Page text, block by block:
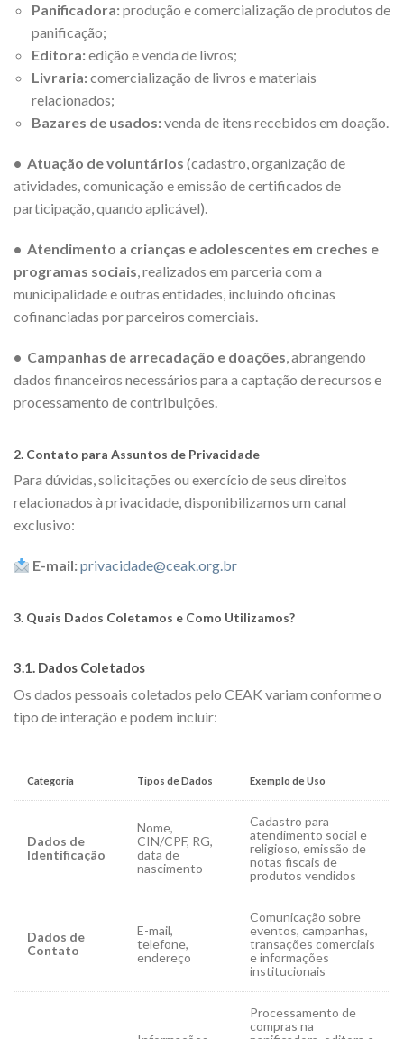
Panificadora:produção e comercialização de produtos de
panificação;
Editora:edição e venda de livros;
Livraria:comercialização de livros e materiais
relacionados;
Bazares de usados:venda de itens recebidos em doação.
• Atuação de voluntários (cadastro, organização de
atividades, comunicação e emissão de certificados de
participação, quando aplicável).
• Atendimento a crianças e adolescentes em creches e
programas sociais, realizados em parceria com a
municipalidade e outras entidades, incluindo oficinas
cofinanciadas por parceiros comerciais.
• Campanhas de arrecadação e doações, abrangendo
dados financeiros necessários para a captação de recursos e
processamento de contribuições.
2. Contato para Assuntos de Privacidade
Para dúvidas, solicitações ou exercício de seus direitos
relacionados à privacidade, disponibilizamos um canal
exclusivo:
E-mail:privacidade@ceak.org.br
3. Quais Dados Coletamos e Como Utilizamos?
3.1. Dados Coletados
Os dados pessoais coletados pelo CEAK variam conforme o
tipo de interação e podem incluir:
Categoria Tipos de Dados Exemplo de Uso
Dados de
Identificação
Nome,
CIN/CPF, RG,
data de
nascimento
Cadastro para
atendimento social e
religioso, emissão de
notas fiscais de
produtos vendidos
Dados de
Contato
E-mail,
telefone,
endereço
Comunicação sobre
eventos, campanhas,
transações comerciais
e informações
institucionais
Processamento de
compras na